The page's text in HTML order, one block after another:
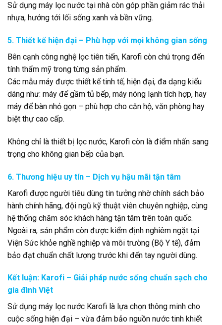
Sử dụng máy lọc nước tại nhà còn góp phần giảm rác thải
nhựa, hướng tới lối sống xanh và bền vững.
5. Thiết kế hiện đại – Phù hợp với mọi không gian sống
Bên cạnh công nghệ lọc tiên tiến, Karofi còn chú trọng đến
tính thẩm mỹ trong từng sản phẩm.
Các mẫu máy được thiết kế tinh tế, hiện đại, đa dạng kiểu
dáng như: máy để gầm tủ bếp, máy nóng lạnh tích hợp, hay
máy để bàn nhỏ gọn – phù hợp cho căn hộ, văn phòng hay
biệt thự cao cấp.
Không chỉ là thiết bị lọc nước, Karofi còn là điểm nhấn sang
trọng cho không gian bếp của bạn.
6. Thương hiệu uy tín – Dịch vụ hậu mãi tận tâm
Karofi được người tiêu dùng tin tưởng nhờ chính sách bảo
hành chính hãng, đội ngũ kỹ thuật viên chuyên nghiệp, cùng
hệ thống chăm sóc khách hàng tận tâm trên toàn quốc.
Ngoài ra, sản phẩm còn được kiểm định nghiêm ngặt tại
Viện Sức khỏe nghề nghiệp và môi trường (Bộ Y tế), đảm
bảo đạt chuẩn chất lượng trước khi đến tay người dùng.
Kết luận: Karofi – Giải pháp nước sống chuẩn sạch cho
gia đình Việt
Sử dụng máy lọc nước Karofi là lựa chọn thông minh cho
cuộc sống hiện đại – vừa đảm bảo nguồn nước tinh khiết